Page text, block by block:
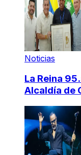
Noticias
La Reina
Alcaldía de